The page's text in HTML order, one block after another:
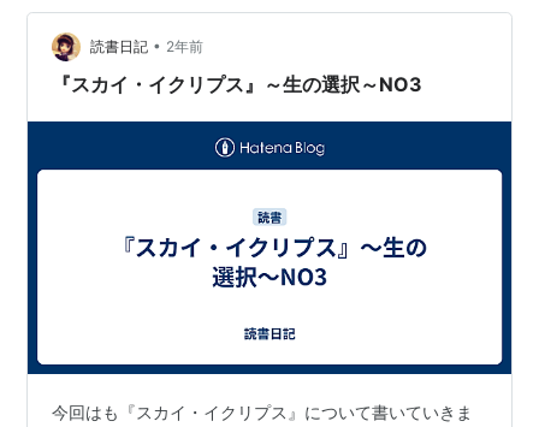
捉えています。 自分事として考察する要素があまりない
ので今回はさっくりと記録します。 ↓(前回の記事)
soranodokusho.hatenadi…
読書日記 • 2年前
『スカイ・イクリプス』～生の選択～NO3
今回はも『スカイ・イクリプス』について書いていきま